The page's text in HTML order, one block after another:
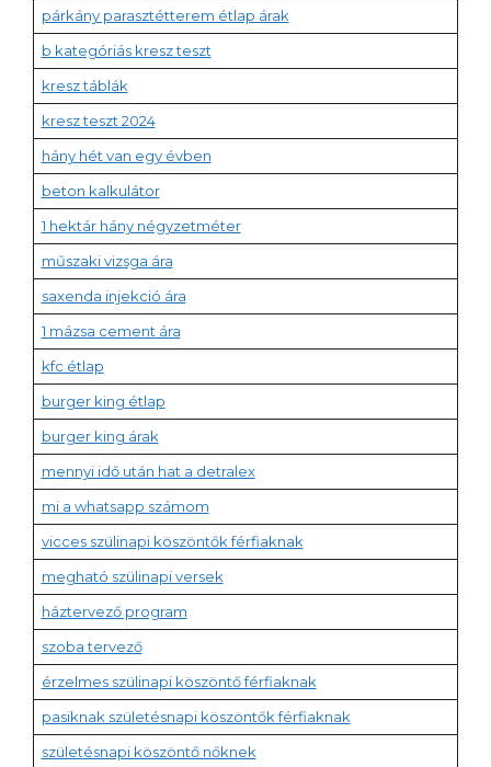
párkány parasztétterem étlap árak
b kategóriás kresz teszt
kresz táblák
kresz teszt 2024
hány hét van egy évben
beton kalkulátor
1 hektár hány négyzetméter
műszaki vizsga ára
saxenda injekció ára
1 mázsa cement ára
kfc étlap
burger king étlap
burger king árak
mennyi idő után hat a detralex
mi a whatsapp számom
vicces szülinapi köszöntők férfiaknak
megható szülinapi versek
háztervező program
szoba tervező
érzelmes szülinapi köszöntő férfiaknak
pasiknak születésnapi köszöntők férfiaknak
születésnapi köszöntő nőknek